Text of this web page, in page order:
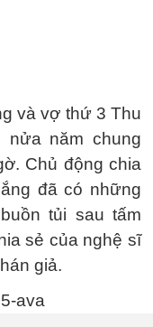
và vợ thứ 3 Thu
nửa năm chung
Chủ động chia
đã có những
tủi sau tấm
sẻ của nghệ sĩ
giả.